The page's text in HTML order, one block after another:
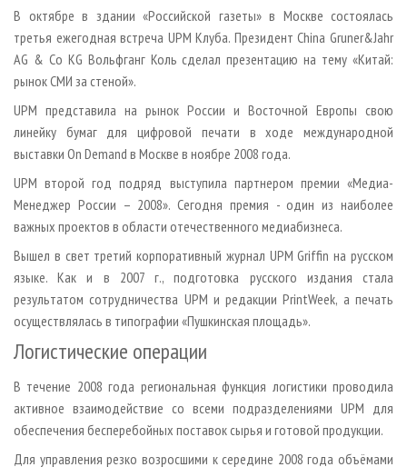
В октябре в здании «Российской газеты» в Москве состоялась
третья ежегодная встреча UPM Клуба. Президент China Gruner&Jahr
AG & Co KG Вольфганг Коль сделал презентацию на тему «Китай:
рынок СМИ за стеной».
UPM представила на рынок России и Восточной Европы свою
линейку бумаг для цифровой печати в ходе международной
выставки On Demand в Москве в ноябре 2008 года.
UPM второй год подряд выступила партнером премии «Медиа-
Менеджер России – 2008». Сегодня премия - один из наиболее
важных проектов в области отечественного медиабизнеса.
Вышел в свет третий корпоративный журнал UPM Griffin на русском
языке. Как и в 2007 г., подготовка русского издания стала
результатом сотрудничества UPM и редакции PrintWeek, а печать
осуществлялась в типографии «Пушкинская площадь».
Логистические операции
В течение 2008 года региональная функция логистики проводила
активное взаимодействие со всеми подразделениями UPM для
обеспечения бесперебойных поставок сырья и готовой продукции.
Для управления резко возросшими к середине 2008 года объёмами